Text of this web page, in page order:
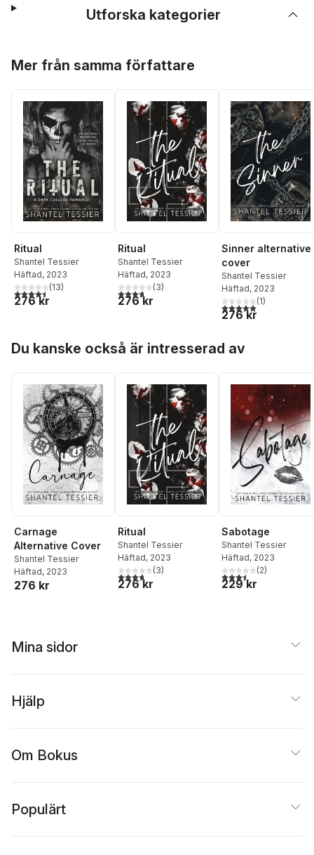
Utforska kategorier
Mer från samma författare
Ritual
Shantel Tessier
Häftad, 2023
4,5utav 5 stjärnor. Totalt antal röster:
(13)
276 kr
Ritual
Shantel Tessier
Häftad, 2023
3,7utav 5 stjärnor. Totalt antal röster:
(3)
276 kr
Sinner alternative
cover
Shantel Tessier
Häftad, 2023
5,0utav 5 stjärnor.
(1)
276 kr
Du kanske också är intresserad av
Carnage
Alternative Cover
Shantel Tessier
Häftad, 2023
276 kr
Ritual
Shantel Tessier
Häftad, 2023
3,7utav 5 stjärnor. Totalt antal röster:
(3)
276 kr
Sabotage
Shantel Tessier
Häftad, 2023
3,5utav 5 stjärnor.
(2)
229 kr
Mina sidor
Hjälp
Om Bokus
Populärt